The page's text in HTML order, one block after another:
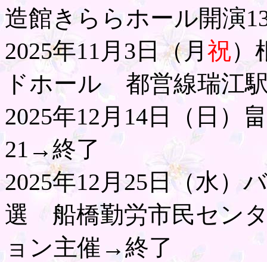
造館きららホール開演
2025年11月3日（月 祝）
ドホール
都営線瑞
2025年12月14日（日）
21→終了
2025年12月25日（水）
選 船橋勤労市民セン
ョン主催→終了